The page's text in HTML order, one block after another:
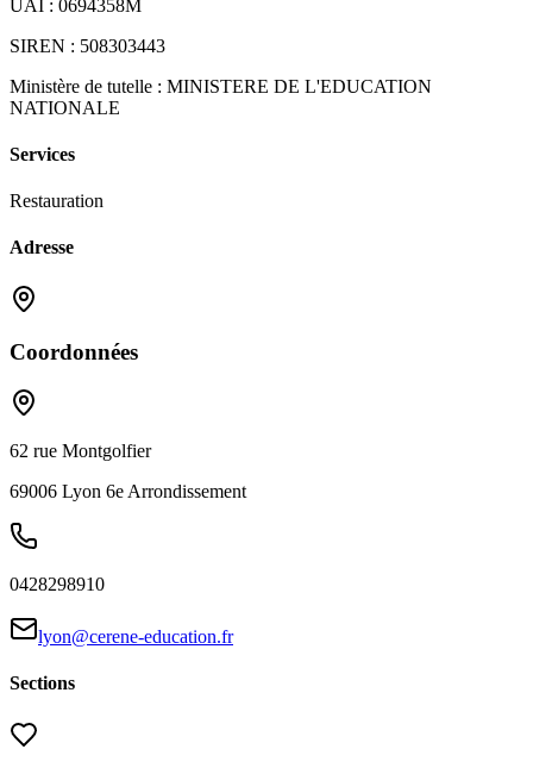
UAI : 0694358M
SIREN : 508303443
Ministère de tutelle : MINISTERE DE L'EDUCATION
NATIONALE
Services
Restauration
Adresse
Coordonnées
62 rue Montgolfier
69006 Lyon 6e Arrondissement
0428298910
lyon@cerene-education.fr
Sections